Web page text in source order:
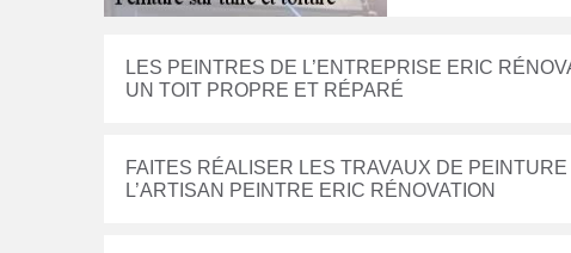
LES PEINTRES DE L’ENTREPRISE ERIC
UN TOIT PROPRE ET RÉPARÉ
FAITES RÉALISER LES TRAVAUX DE
L’ARTISAN PEINTRE ERIC RÉNOVATION